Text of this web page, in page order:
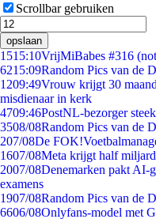
Scrollbar gebruiken
opslaan
1515:10VrijMiBabes #316
6215:09Random Pics van de
1209:49Vrouw krijgt 30
misdienaar in kerk
4709:46PostNL-bezorger
3508/08Random Pics van de
207/08De
1607/08Meta krijgt half
2007/08Denemarken pakt AI-
examens
1907/08Random Pics van de
6606/08Onlyfans-model met